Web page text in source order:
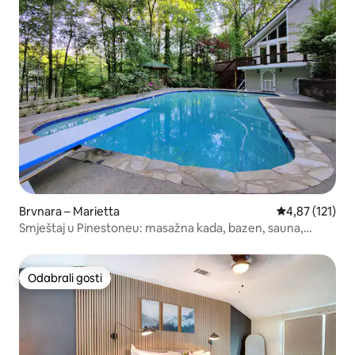
Brvnara – Marietta Prosječna
4,87 (121)
Smještaj u Pinestoneu: masažna kada, bazen, sauna,
Odabrali gosti
Odabrali gosti